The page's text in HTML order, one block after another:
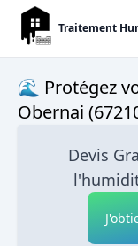
Traitement
🌊 Protégez
Obernai
Devis